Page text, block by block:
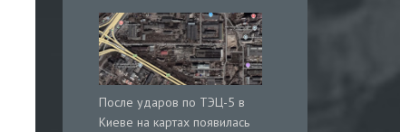
После ударов по ТЭЦ-5 в
Киеве на картах появилась